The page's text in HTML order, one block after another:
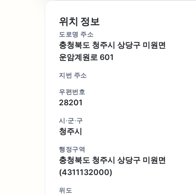
위치 정보
도로명 주소
충청북도 청주시 상당구 미원면
운암계원로 601
지번 주소
우편번호
28201
시·군·구
청주시
행정구역
충청북도 청주시 상당구 미원면
(4311132000)
위도